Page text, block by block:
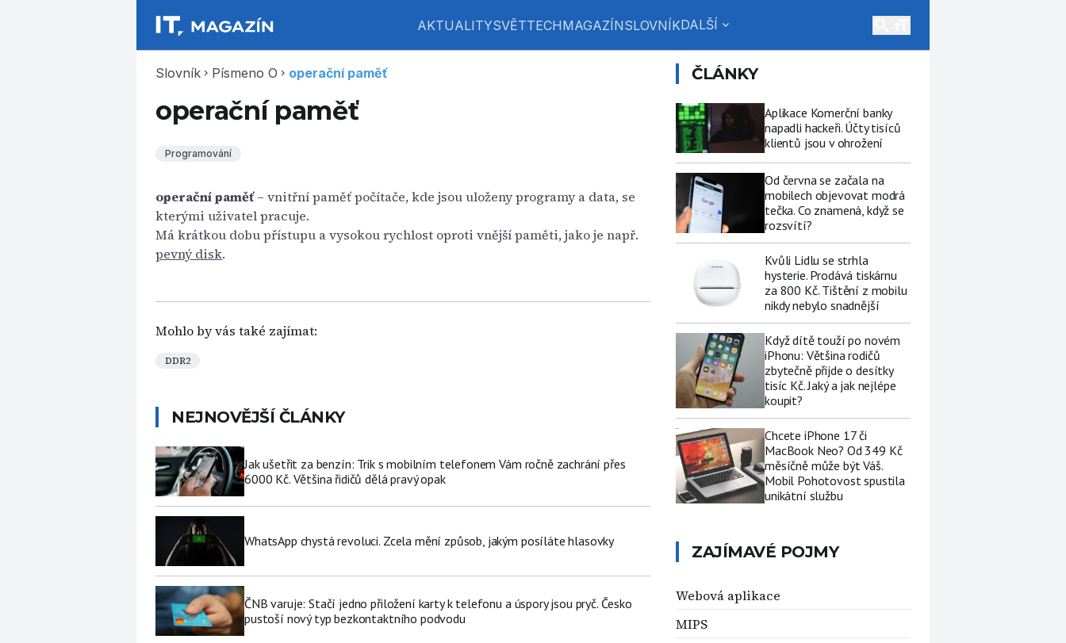
AKTUALITYSVĚTTECHMAGAZÍNSLOVNÍKDALŠÍ expand_more
Slovník chevron_right Písmeno O chevron_right operační paměť
operační paměť
Programování
operační paměť– vnitřní paměť počítače, kde jsou uloženy programy a data, se
kterými uživatel pracuje.
Má krátkou dobu přístupu a vysokou rychlost oproti vnější paměti, jako je např.
pevný disk.
Mohlo by vás také zajímat:
DDR2
NEJNOVĚJŠÍ ČLÁNKY
Jak ušetřit za benzín: Trik s mobilním telefonem Vám ročně zachrání přes
6000 Kč. Většina řidičů dělá pravý opak
WhatsApp chystá revoluci. Zcela mění způsob, jakým posíláte hlasovky
ČNB varuje: Stačí jedno přiložení karty k telefonu a úspory jsou pryč. Česko
pustoší nový typ bezkontaktního podvodu
ČLÁNKY
Aplikace Komerční banky
napadli hackeři. Účty tisíců
klientů jsou v ohrožení
Od června se začala na
mobilech objevovat modrá
tečka. Co znamená, když se
rozsvítí?
Kvůli Lidlu se strhla
hysterie. Prodává tiskárnu
za 800 Kč. Tištění z mobilu
nikdy nebylo snadnější
Když dítě touží po novém
iPhonu: Většina rodičů
zbytečně přijde o desítky
tisíc Kč. Jaký a jak nejlépe
koupit?
Chcete iPhone 17 či
MacBook Neo? Od 349 Kč
měsíčně může být Váš.
Mobil Pohotovost spustila
unikátní službu
ZAJÍMAVÉ POJMY
Webová aplikace
MIPS